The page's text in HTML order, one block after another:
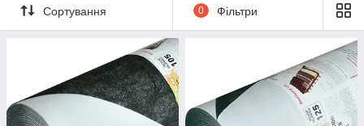
Сортування 0 Фільтри